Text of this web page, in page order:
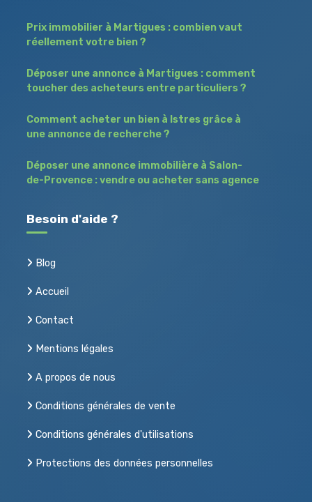
Prix immobilier à Martigues : combien vaut
réellement votre bien ?
Déposer une annonce à Martigues : comment
toucher des acheteurs entre particuliers ?
Comment acheter un bien à Istres grâce à
une annonce de recherche ?
Déposer une annonce immobilière à Salon-
de-Provence : vendre ou acheter sans agence
Besoin d'aide ?
Blog
Accueil
Contact
Mentions légales
A propos de nous
Conditions générales de vente
Conditions générales d'utilisations
Protections des données personnelles